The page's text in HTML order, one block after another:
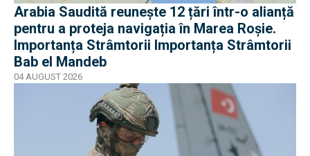
Arabia Saudită reunește 12 țări într-o alianță
pentru a proteja navigația în Marea Roșie.
Importanța Strâmtorii Importanța Strâmtorii
Bab el Mandeb
04 AUGUST 2026